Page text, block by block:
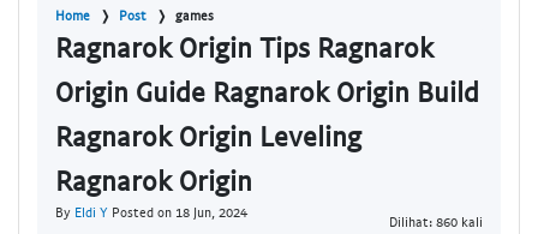
Home Post games
Ragnarok Origin Tips Ragnarok
Origin Guide Ragnarok Origin Build
Ragnarok Origin Leveling
Ragnarok Origin
By Eldi Y Posted on 18 Jun, 2024
Dilihat: 860 kali